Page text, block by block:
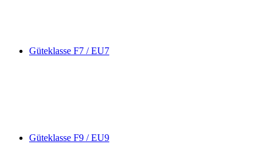
Güteklasse F7 / EU7
Güteklasse F9 / EU9